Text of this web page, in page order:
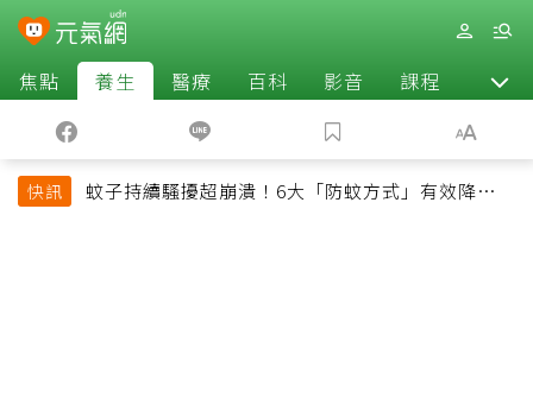
焦點 養生 醫療 百科 影音 課程 退休
快訊
蚊子持續騷擾超崩潰！6大「防蚊方式」有效降低被